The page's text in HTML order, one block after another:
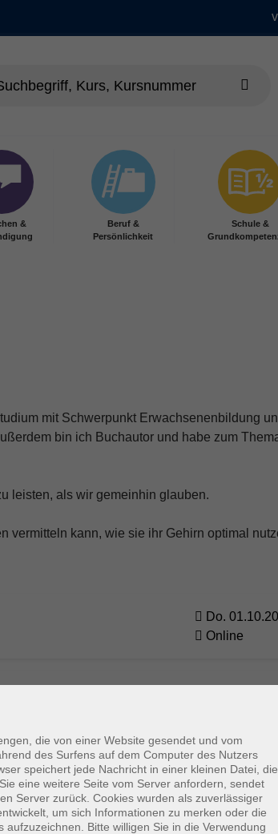
&
Beruf &
Persönlichkeit
Schule &
mit Schwerpunkt Erwachsenenbildung
bin ich Buchautor und habe zum
leisten, als wir gemeinhin glauben.
vermitteln kann, wie sie ihr Gehirn optimal
Do.
Online
Do.
Do.
Online
die von einer Website gesendet und vom
des Surfens auf dem Computer des Nutzers
speichert jede Nachricht in einer kleinen Datei, die
eine weitere Seite vom Server anfordern, sendet
Server zurück. Cookies wurden als zuverlässiger
um sich Informationen zu merken oder die
aufzuzeichnen. Bitte willigen Sie in die Verwendung